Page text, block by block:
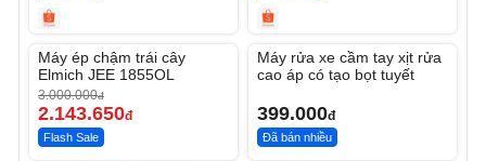
-28%
Máy ép chậm trái cây
Elmich JEE 1855OL
3.000.000đ
2.143.650đ
Flash Sale
Máy rửa xe cầm tay xịt rửa
cao áp có tạo bọt tuyết
399.000đ
Đã bán nhiều